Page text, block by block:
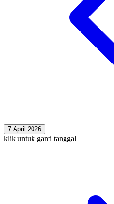
7 April 2026
klik untuk ganti tanggal